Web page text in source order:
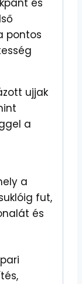
és
pontos
ujjak
a
a
fut,
és